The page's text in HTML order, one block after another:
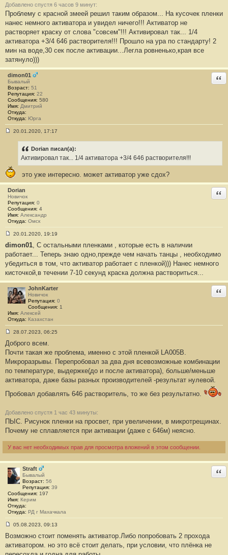
и
#
1
Добавлено спустя 6 часов 9 минут:
Проблему с красной змеей решил таким образом... На кусочек пленки
нанес немного активатора и увидел ничего!!! Активатор не
растворяет краску от слова "совсем"!!! Активировал так... 1/4
активатора +3/4 646 растворителя!!! Прошло на ура по стандарту! 2
мин на воде,30 сек после активации...Легла ровненько,края все
затянуло)))
dimon01
Бывалый
Возраст: 51
Репутация: 22
Сообщения: 580
Имя: Дмитрий
Откуда:
Откуда: Юрга
е
н
и
е
#
1
5
20.01.2020, 17:17
Dorian писал(а):
Активировал так... 1/4 активатора +3/4 646 растворителя!!!
это уже интересно. может активатор уже сдох?
Dorian
Новичок
Репутация: 0
Сообщения: 4
Имя: Александр
Откуда: Омск
о
б
щ
н
и
е
#
1
20.01.2020, 19:19
dimon01 , С остальными пленками , которые есть в наличии
работает... Теперь знаю одно,прежде чем начать танцы , необходимо
убедиться в том, что активатор работает с пленкой))) Нанес немного
кисточкой,в течении 7-10 секунд краска должна раствориться...
JohnKarter
Новичок
Репутация: 0
Сообщения: 1
Имя: Алексей
Откуда: Казахстан
о
б
щ
н
и
#
1
28.07.2023, 06:25
Доброго всем.
Почти такая же проблема, именно с этой пленкой LA005B.
Микроразрывы. Перепробовал за два дня всевозможные комбинации
по температуре, выдержке(до и после активатора), больше/меньше
активатора, даже базы разных производителей -результат нулевой.
Пробовал добавлять 646 растворитель, то же без результатно.
Добавлено спустя 1 час 43 минуты:
ПЫС. Рисунок пленки на просвет, при увеличении, в микротрещинах.
Почему не сплавляется при активации (даже с 646м) неясно.
У вас нет необходимых прав для просмотра вложений в этом сообщении.
Straft
Бывалый
Возраст: 56
Репутация: 39
Сообщения: 197
Имя: Керим
Откуда:
Откуда: РД г Махачкала
о
б
щ
05.08.2023, 09:13
Возможно стоит поменять активатор.Либо попробовать 2 прохода
активатором. но это всё стоит делать, при условии, что плёнка не